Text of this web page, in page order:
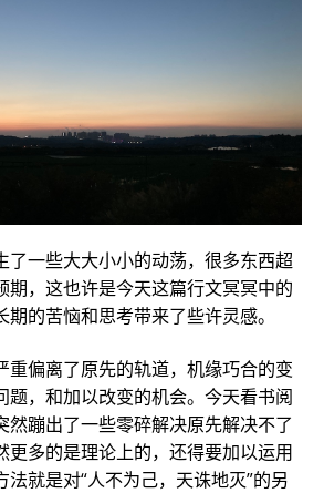
了一些大大小小的动荡，很多东西超
期，这也许是今天这篇行文冥冥中的
的苦恼和思考带来了些许灵感。
重偏离了原先的轨道，机缘巧合的变
题，和加以改变的机会。今天看书阅
然蹦出了一些零碎解决原先解决不了
更多的是理论上的，还得要加以运用
法就是对“人不为己，天诛地灭”的另